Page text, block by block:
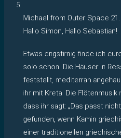
Michael from Outer Space
Hallo Simon, Hallo Sebastian!
Etwas engstirnig finde ich
solo schon! Die Häuser in
feststellt, mediterran
ihr mit Kreta. Die
dass ihr sagt: „Das passt
gefunden, wenn Kamin
einer traditionellen